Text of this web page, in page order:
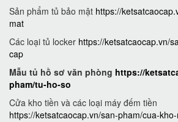
Sản phẩm tủ bảo mật https://
mat
Các loại tủ locker https://ketsatcaocap.vn/
cap
Mẫu tủ hồ sơ văn phòng https://
pham/tu-ho-so
Cửa kho tiền và các loại máy đếm tiền
https://ketsatcaocap.vn/san-pham/cua-